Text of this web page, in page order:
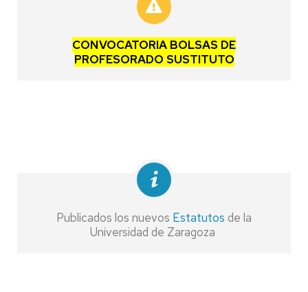
CONVOCATORIA BOLSAS DE
PROFESORADO SUSTITUTO
Publicados los nuevos Estatutos de la
Universidad de Zaragoza